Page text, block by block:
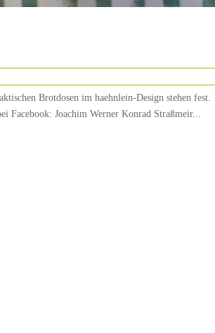
Brotdosen im haehnlein-Design stehen fest.
Joachim Werner Konrad Straßmeir...